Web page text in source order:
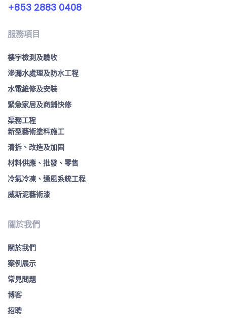
+853 2883 0408
服務項目
樓宇檢測及驗收
滲漏水處理及防水工程
水電維修及安裝
緊急家居及商鋪快修
渠務工程
新型藝術塗料施工
清拆、改造及加固
材料供應、批發、零售
冷氣冷凍、通風系統工程
威斯泥藝術漆
關於我們
關於我們
案例展示
常見問題
博客
招聘